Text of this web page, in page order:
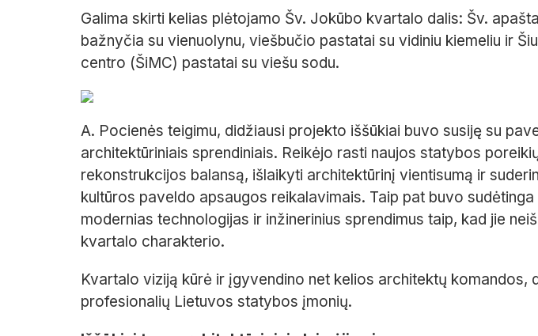
Galima skirti kelias plėtojamo Šv. Jokūbo kvartalo dalis: Šv.
bažnyčia su vienuolynu, viešbučio pastatai su vidiniu kiemeliu ir
centro (ŠiMC) pastatai su viešu sodu.
A. Pocienės teigimu, didžiausi projekto iššūkiai buvo susiję su
architektūriniais sprendiniais. Reikėjo rasti naujos statybos
rekonstrukcijos balansą, išlaikyti architektūrinį vientisumą ir
kultūros paveldo apsaugos reikalavimais. Taip pat buvo
modernias technologijas ir inžinerinius sprendimus taip, kad jie
kvartalo charakterio.
Kvartalo viziją kūrė ir įgyvendino net kelios architektų komandos,
profesionalių Lietuvos statybos įmonių.